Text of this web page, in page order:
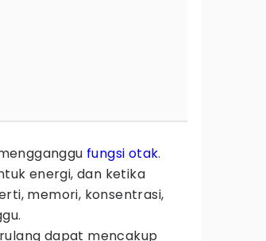
fungsi otak.
energi, dan ketika
memori, konsentrasi,
dapat mencakup